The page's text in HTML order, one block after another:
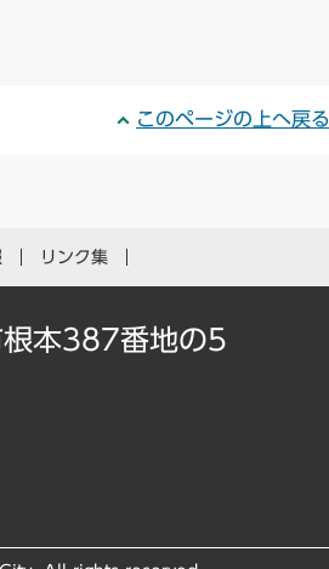
このページの上へ戻る
リンク集
本387番地の5